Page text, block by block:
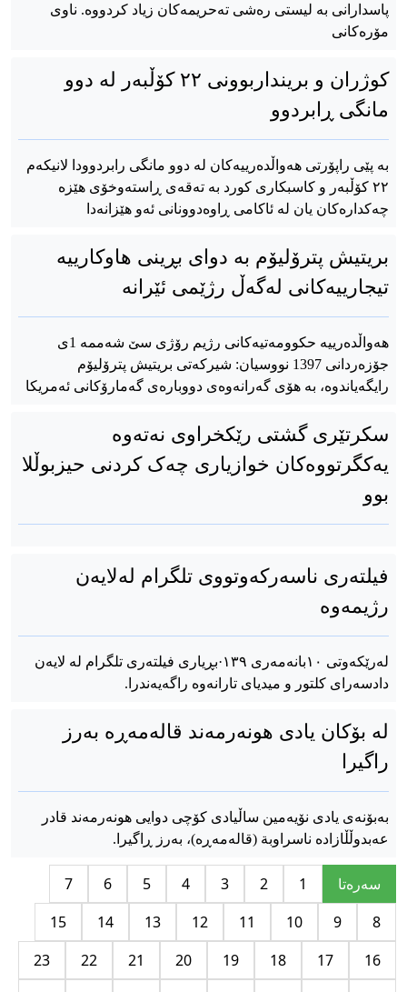
پاسدارانی بە لیستی رەشی تەحریمەکان زیاد کردووە. ناوی
مۆرەکانی
کوژران و برینداربوونی ٢٢ کۆڵبەر لە دوو
مانگی ڕابردوو
بە پێی راپۆرتی هەواڵدەرییەکان لە دوو مانگی رابردوودا لانیکەم
٢٢ کۆڵبەر و کاسبکاری کورد بە تەقەی ڕاستەوخۆی هێزە
چەکدارەکان یان لە ئاکامی ڕاوەدوونانی ئەو هێزانەدا
بریتیش پترۆلیۆم بە دوای بڕینی هاوکارییە
تیجارییەکانی لەگەڵ رژێمی ئێرانە
هەواڵدەرییە حکوومەتیەکانی رژیم رۆژی سێ شەممە 1ی
جۆزەردانی 1397 نووسیان: شیرکەتی بریتیش پترۆلیۆم
رایگەیاندوە، بە هۆی گەرانەوەی دووبارەی گەمارۆکانی ئەمریکا
سکرتێری گشتی رێکخراوی نەتەوە
یەکگرتووەکان خوازیاری چەک کردنی حیزبوڵلا
بوو
فیلتەری ناسەرکەوتووی تلگرام لەلایەن
رژیمەوە
لەرێکەوتی ۱۰بانەمەری ۱۳۹·بڕیاری فیلتەری تلگرام لە لایەن
دادسەرای کلتور و میدیای تارانەوە راگەیەندرا.
لە بۆکان یادی هونەرمەند قالەمەڕە بەرز
راگیرا
بەبۆنەی یادی نۆیەمین ساڵیادی کۆچی دوایی هونەرمەند قادر
عەبدوڵڵازادە ناسراوبة (قالەمەڕە)، بەرز ڕاگیرا.
سه‌ره‌تا 1
2
3
4
5
6
7
8
9
10
11
12
13
14
15
16
17
18
19
20
21
22
23